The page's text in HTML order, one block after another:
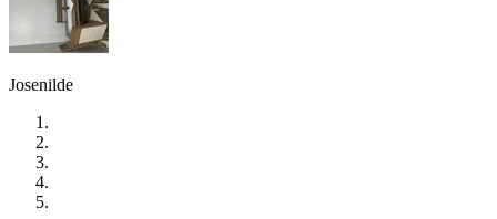
Josenilde